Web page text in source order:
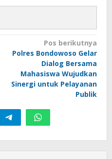
Pos berikutnya
Polres Bondowoso Gelar
Dialog Bersama
Mahasiswa Wujudkan
Sinergi untuk Pelayanan
Publik